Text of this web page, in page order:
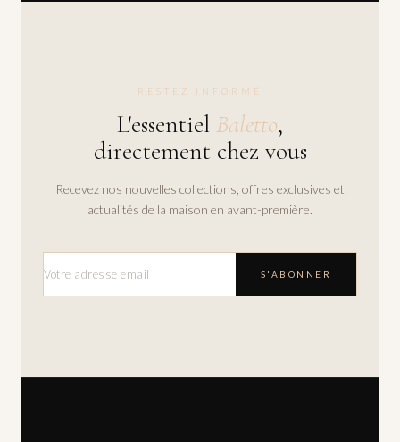
RESTEZ INFORMÉ
L'essentiel Baletto,
directement chez vous
Recevez nos nouvelles collections, offres exclusives et
actualités de la maison en avant-première.
S'ABONNER